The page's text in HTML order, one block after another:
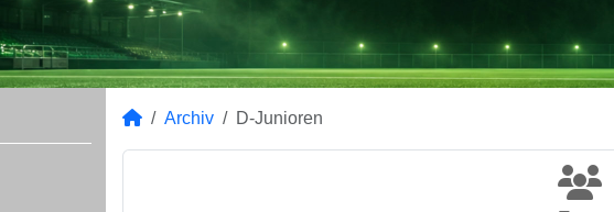
Archiv D-Junioren